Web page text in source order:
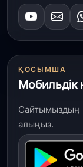
30 шілде, 2026
Қордайлық
креативті
29 шілде, 2026
акциясы өтті
29 шілде, 2026
Қордай
ҚОСЫМША
Сайтымыздың
алыңыз.